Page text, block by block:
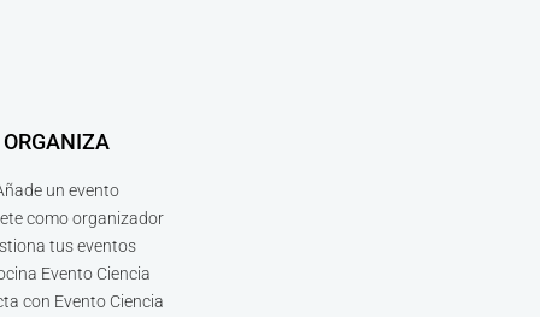
ORGANIZA
un evento
como organizador
tus eventos
Evento Ciencia
con Evento Ciencia